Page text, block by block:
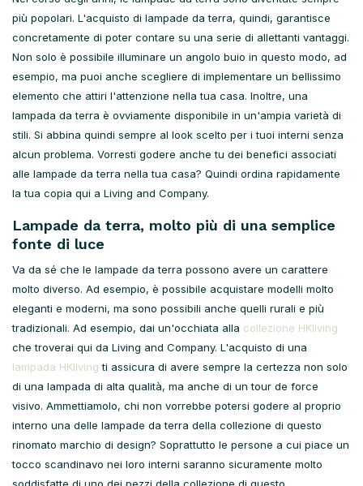
più popolari. L'acquisto di lampade da terra, quindi, garantisce
concretamente di poter contare su una serie di allettanti vantaggi.
Non solo è possibile illuminare un angolo buio in questo modo, ad
esempio, ma puoi anche scegliere di implementare un bellissimo
elemento che attiri l'attenzione nella tua casa. Inoltre, una
lampada da terra è ovviamente disponibile in un'ampia varietà di
stili. Si abbina quindi sempre al look scelto per i tuoi interni senza
alcun problema. Vorresti godere anche tu dei benefici associati
alle lampade da terra nella tua casa? Quindi ordina rapidamente
la tua copia qui a Living and Company.
Lampade da terra, molto più di una semplice
fonte di luce
Va da sé che le lampade da terra possono avere un carattere
molto diverso. Ad esempio, è possibile acquistare modelli molto
eleganti e moderni, ma sono possibili anche quelli rurali e più
tradizionali. Ad esempio, dai un'occhiata alla collezione HKliving
che troverai qui da Living and Company. L'acquisto di una
lampada HKliving ti assicura di avere sempre la certezza non solo
di una lampada di alta qualità, ma anche di un tour de force
visivo. Ammettiamolo, chi non vorrebbe potersi godere al proprio
interno una delle lampade da terra della collezione di questo
rinomato marchio di design? Soprattutto le persone a cui piace un
tocco scandinavo nei loro interni saranno sicuramente molto